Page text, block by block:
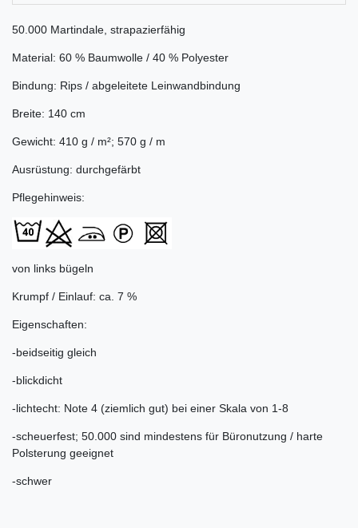
50.000 Martindale, strapazierfähig
Material: 60 % Baumwolle / 40 % Polyester
Bindung: Rips / abgeleitete Leinwandbindung
Breite: 140 cm
Gewicht: 410 g / m²; 570 g / m
Ausrüstung: durchgefärbt
Pflegehinweis:
von links bügeln
Krumpf / Einlauf: ca. 7 %
Eigenschaften:
-beidseitig gleich
-blickdicht
-lichtecht: Note 4 (ziemlich gut) bei einer Skala von 1-8
-scheuerfest; 50.000 sind mindestens für Büronutzung / harte
Polsterung geeignet
-schwer